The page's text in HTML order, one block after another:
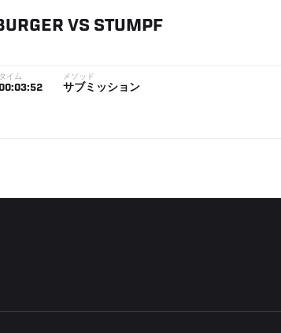
VS STUMPF
タイム メソッド
サブミッション